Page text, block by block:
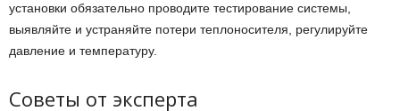
установки обязательно проводите тестирование системы,
выявляйте и устраняйте потери теплоносителя, регулируйте
давление и температуру.
Советы от эксперта